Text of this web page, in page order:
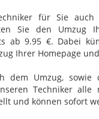
für Sie auch
Sie den Umzug
ab 9.95 €. Dabei
Ihrer Homepage
dem Umzug, sowie
Techniker alle
und können sofort